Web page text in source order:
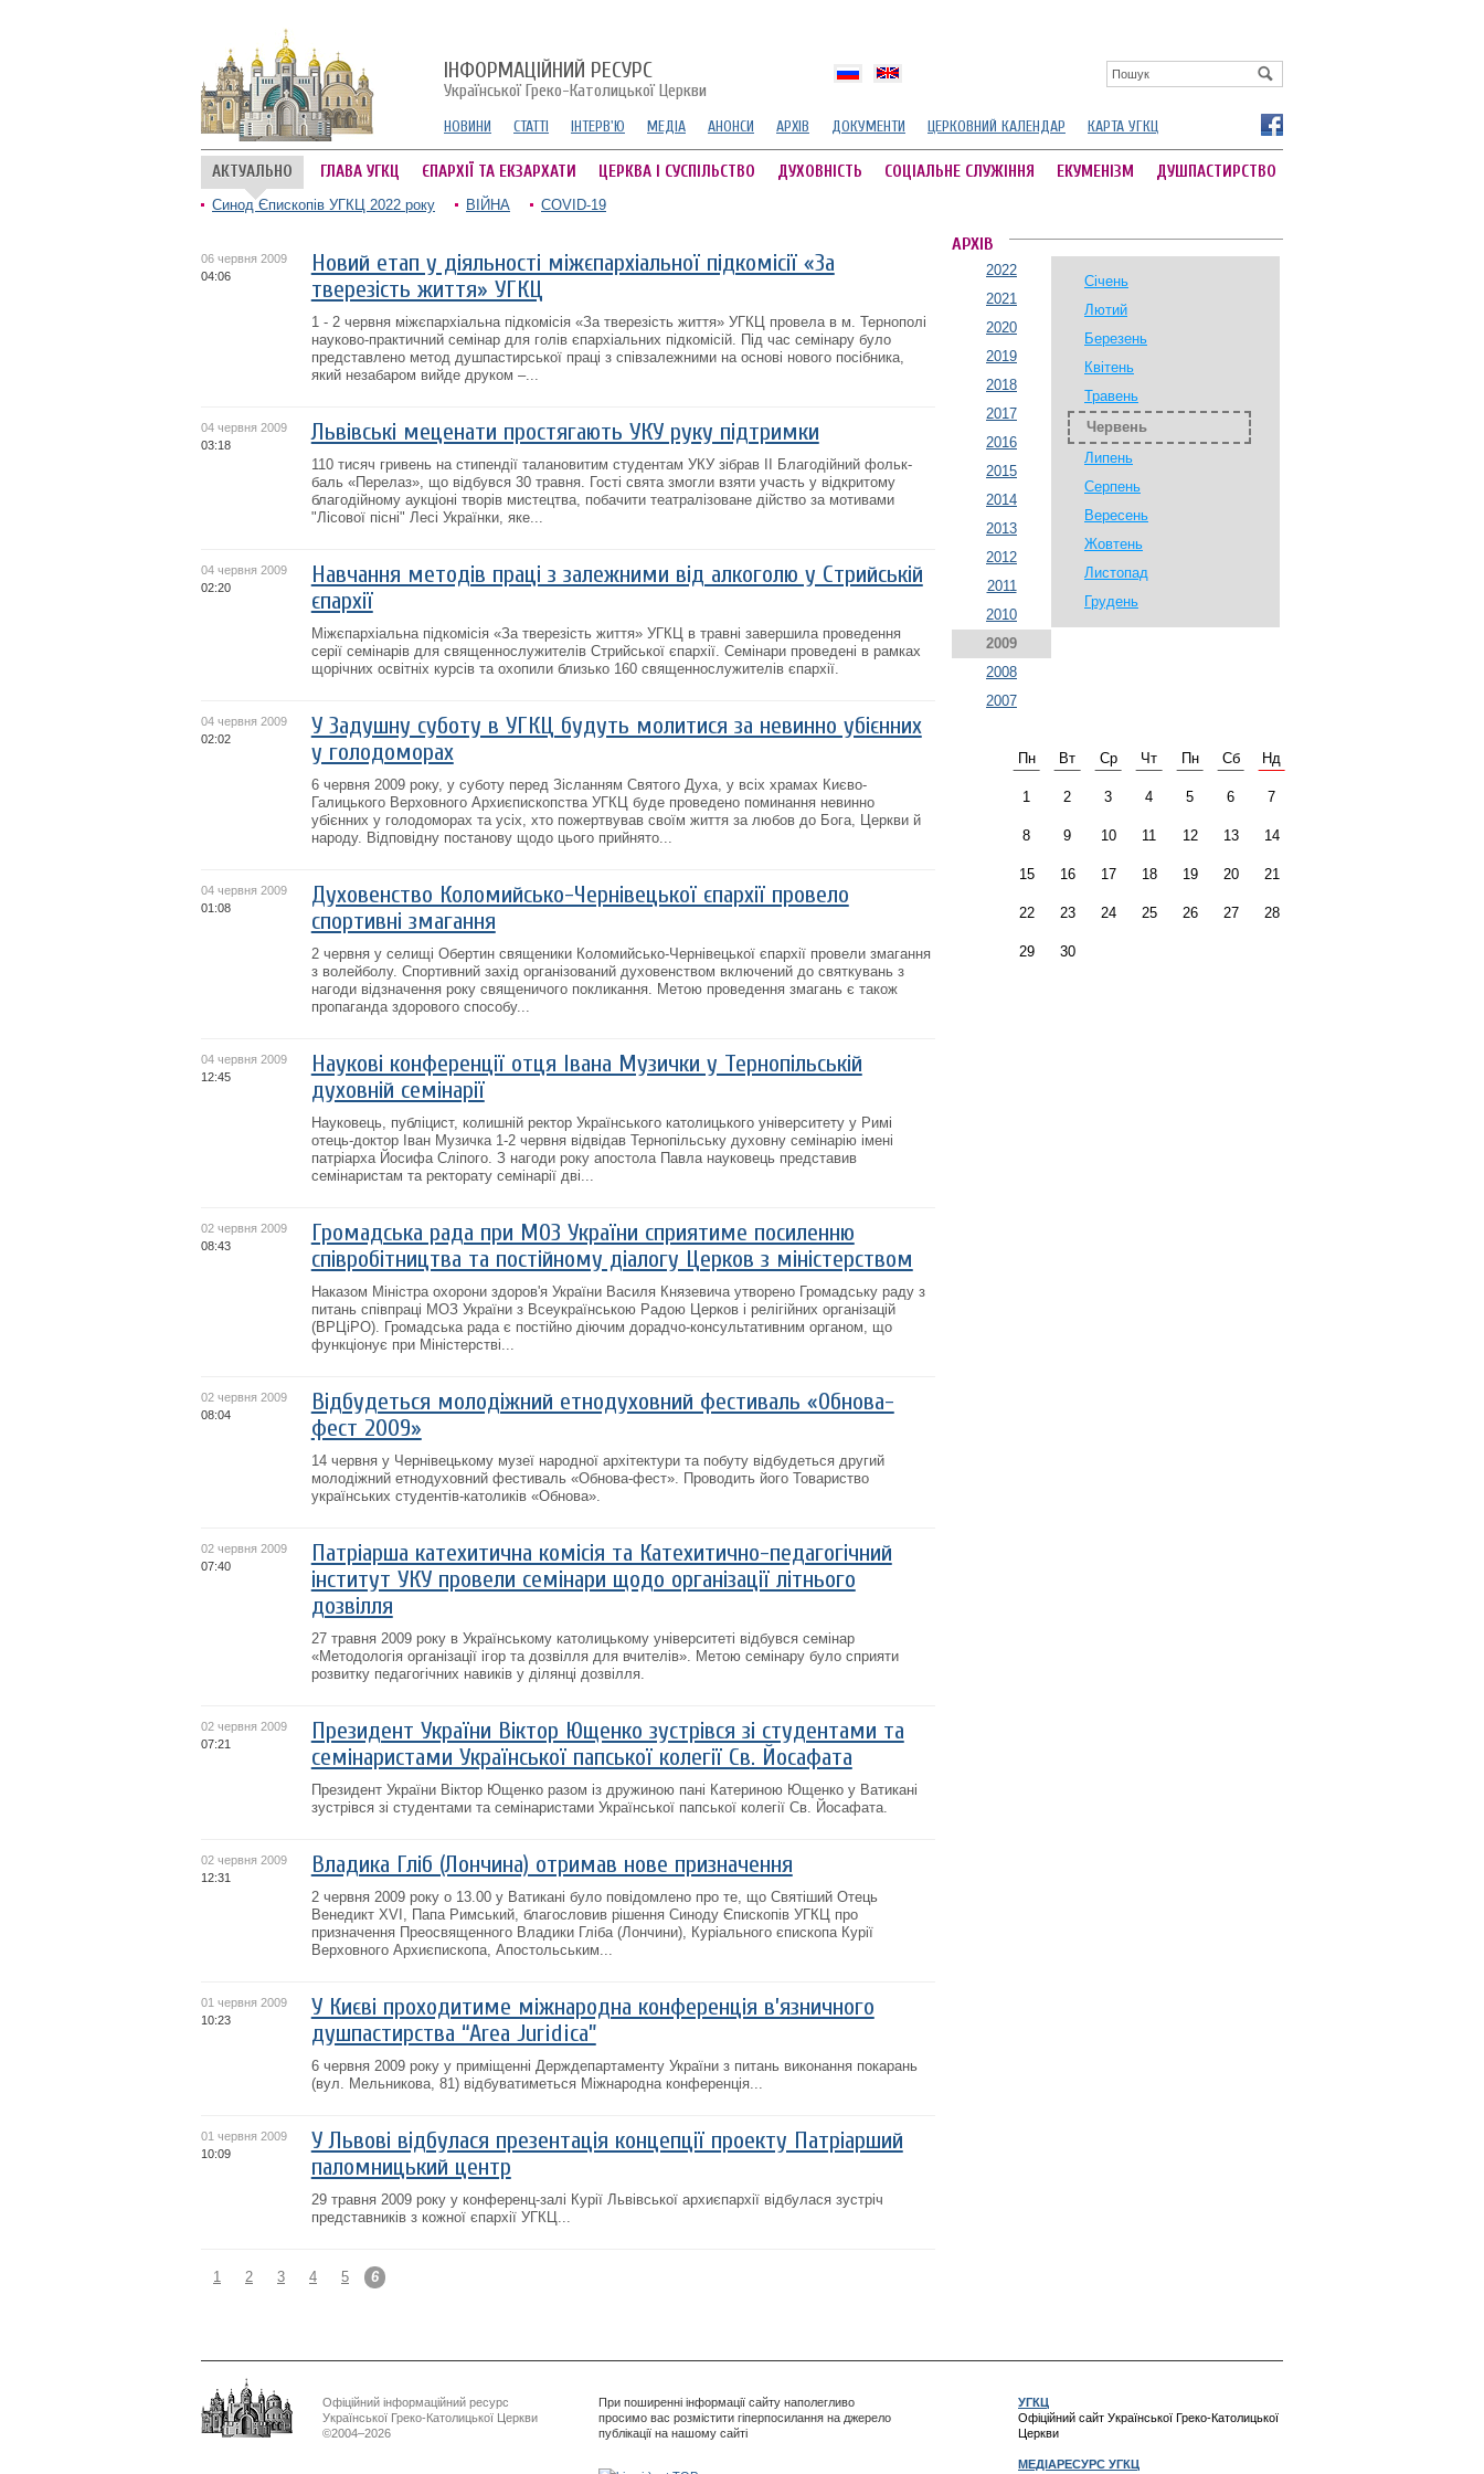
ІНФОРМАЦІЙНИЙ РЕСУРС
Української Греко-Католицької Церкви
НОВИНИ СТАТТІ ІНТЕРВ'Ю МЕДІА АНОНСИ АРХІВ ДОКУМЕНТИ ЦЕРКОВНИЙ КАЛЕНДАР КАРТА УГКЦ
АКТУАЛЬНО ГЛАВА УГКЦ ЄПАРХІЇ ТА ЕКЗАРХАТИ ЦЕРКВА І СУСПІЛЬСТВО ДУХОВНІСТЬ СОЦІАЛЬНЕ СЛУЖІННЯ ЕКУМЕНІЗМ ДУШПАСТИРСТВО
Синод Єпископів УГКЦ 2022 року ВІЙНА COVID-19
06 червня 2009
04:06
Новий етап у діяльності міжєпархіальної підкомісії «За
тверезість життя» УГКЦ
1 - 2 червня міжєпархіальна підкомісія «За тверезість життя» УГКЦ провела в м. Тернополі
науково-практичний семінар для голів єпархіальних підкомісій. Під час семінару було
представлено метод душпастирської праці з співзалежними на основі нового посібника,
який незабаром вийде друком ‒...
04 червня 2009
03:18
Львівські меценати простягають УКУ руку підтримки
110 тисяч гривень на стипендії талановитим студентам УКУ зібрав ІІ Благодійний фольк-
баль «Перелаз», що відбувся 30 травня. Гості свята змогли взяти участь у відкритому
благодійному аукціоні творів мистецтва, побачити театралізоване дійство за мотивами
"Лісової пісні" Лесі Українки, яке...
04 червня 2009
02:20
Навчання методів праці з залежними від алкоголю у Стрийській
єпархії
Міжєпархіальна підкомісія «За тверезість життя» УГКЦ в травні завершила проведення
серії семінарів для священнослужителів Стрийської єпархії. Семінари проведені в рамках
щорічних освітніх курсів та охопили близько 160 священнослужителів єпархії.
04 червня 2009
02:02
У Задушну суботу в УГКЦ будуть молитися за невинно убієнних
у голодоморах
6 червня 2009 року, у суботу перед Зісланням Святого Духа, у всіх храмах Києво-
Галицького Верховного Архиєпископства УГКЦ буде проведено поминання невинно
убієнних у голодоморах та усіх, хто пожертвував своїм життя за любов до Бога, Церкви й
народу. Відповідну постанову щодо цього прийнято...
04 червня 2009
01:08
Духовенство Коломийсько-Чернівецької єпархії провело
спортивні змагання
2 червня у селищі Обертин священики Коломийсько-Чернівецької єпархії провели змагання
з волейболу. Спортивний захід організований духовенством включений до святкувань з
нагоди відзначення року священичого покликання. Метою проведення змагань є також
пропаганда здорового способу...
04 червня 2009
12:45
Наукові конференції отця Івана Музички у Тернопільській
духовній семінарії
Науковець, публіцист, колишній ректор Українського католицького університету у Римі
отець-доктор Іван Музичка 1-2 червня відвідав Тернопільську духовну семінарію імені
патріарха Йосифа Сліпого. З нагоди року апостола Павла науковець представив
семінаристам та ректорату семінарії дві...
02 червня 2009
08:43
Громадська рада при МОЗ України сприятиме посиленню
співробітництва та постійному діалогу Церков з міністерством
Наказом Міністра охорони здоров'я України Василя Князевича утворено Громадську раду з
питань співпраці МОЗ України з Всеукраїнською Радою Церков і релігійних організацій
(ВРЦіРО). Громадська рада є постійно діючим дорадчо-консультативним органом, що
функціонує при Міністерстві...
02 червня 2009
08:04
Відбудеться молодіжний етнодуховний фестиваль «Обнова-
фест 2009»
14 червня у Чернівецькому музеї народної архітектури та побуту відбудеться другий
молодіжний етнодуховний фестиваль «Обнова-фест». Проводить його Товариство
українських студентів-католиків «Обнова».
02 червня 2009
07:40
Патріарша катехитична комісія та Катехитично-педагогічний
інститут УКУ провели семінари щодо організації літнього
дозвілля
27 травня 2009 року в Українському католицькому університеті відбувся семінар
«Методологія організації ігор та дозвілля для вчителів». Метою семінару було сприяти
розвитку педагогічних навиків у ділянці дозвілля.
02 червня 2009
07:21
Президент України Віктор Ющенко зустрівся зі студентами та
семінаристами Української папської колегії Св. Йосафата
Президент України Віктор Ющенко разом із дружиною пані Катериною Ющенко у Ватикані
зустрівся зі студентами та семінаристами Української папської колегії Св. Йосафата.
02 червня 2009
12:31
Владика Гліб (Лончина) отримав нове призначення
2 червня 2009 року о 13.00 у Ватикані було повідомлено про те, що Святіший Отець
Венедикт XVI, Папа Римський, благословив рішення Синоду Єпископів УГКЦ про
призначення Преосвященного Владики Гліба (Лончини), Куріального єпископа Курії
Верховного Архиєпископа, Апостольським...
01 червня 2009
10:23
У Києві проходитиме міжнародна конференція в’язничного
душпастирства “Area Juridica”
6 червня 2009 року у приміщенні Держдепартаменту України з питань виконання покарань
(вул. Мельникова, 81) відбуватиметься Міжнародна конференція...
01 червня 2009
10:09
У Львові відбулася презентація концепції проекту Патріарший
паломницький центр
29 травня 2009 року у конференц-залі Курії Львівської архиєпархії відбулася зустріч
представників з кожної єпархії УГКЦ...
1 2 3 4 5 6
АРХІВ
2022
2021
2020
2019
2018
2017
2016
2015
2014
2013
2012
2011
2010
2009
2008
2007
Січень
Лютий
Березень
Квітень
Травень
Червень
Липень
Серпень
Вересень
Жовтень
Листопад
Грудень
Пн Вт Ср Чт Пн Сб Нд
1 2 3 4 5 6 7
8 9 10 11 12 13 14
15 16 17 18 19 20 21
22 23 24 25 26 27 28
29 30
Офіційний інформаційний ресурс
Української Греко-Католицької Церкви
©2004–2026
При поширенні інформації сайту наполегливо
просимо вас розмістити гіперпосилання на джерело
публікації на нашому сайті
УГКЦ
Офіційний сайт Української Греко-Католицької
Церкви
МЕДІАРЕСУРС УГКЦ